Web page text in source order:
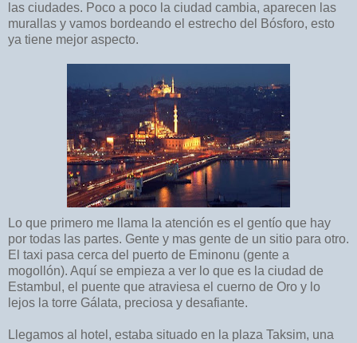
las ciudades. Poco a poco la ciudad cambia, aparecen las
murallas y vamos bordeando el estrecho del Bósforo, esto
ya tiene mejor aspecto.
Lo que primero me llama la atención es el gentío que hay
por todas las partes. Gente y mas gente de un sitio para otro.
El taxi pasa cerca del puerto de Eminonu (gente a
mogollón). Aquí se empieza a ver lo que es la ciudad de
Estambul, el puente que atraviesa el cuerno de Oro y lo
lejos la torre Gálata, preciosa y desafiante.
Llegamos al hotel, estaba situado en la plaza Taksim, una